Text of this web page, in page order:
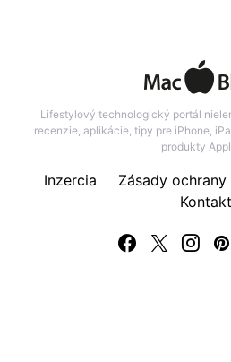
Lifestylový technologický portál
recenzie, aplikácie, tipy pre iPhone,
produkty
Inzercia
Zásady
Kontakt